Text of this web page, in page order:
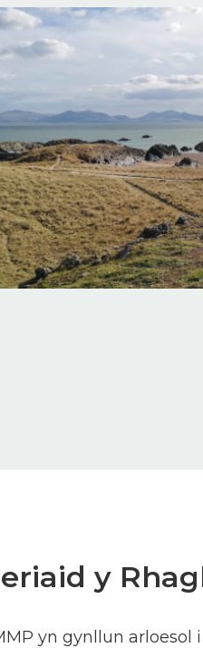
y
yn gynllun